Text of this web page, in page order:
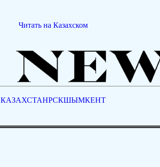
Читать на Казахском
КАЗАХСТАНРСКШЫМКЕНТ